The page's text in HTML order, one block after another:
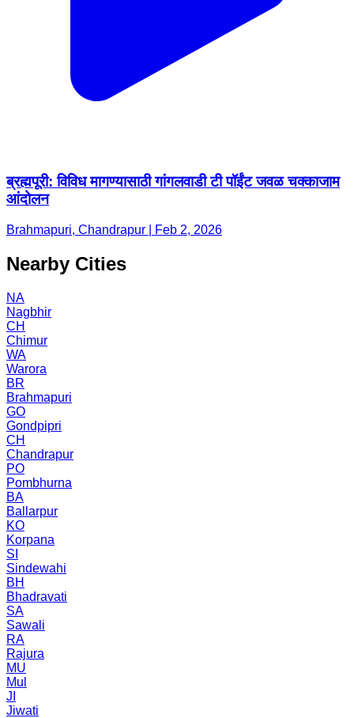
ब्रह्मपूरी: विविध मागण्यासाठी गांगलवाडी टी पॉईंट जवळ चक्काजाम
आंदोलन
Brahmapuri, Chandrapur | Feb 2, 2026
Nearby Cities
NA
Nagbhir
CH
Chimur
WA
Warora
BR
Brahmapuri
GO
Gondpipri
CH
Chandrapur
PO
Pombhurna
BA
Ballarpur
KO
Korpana
SI
Sindewahi
BH
Bhadravati
SA
Sawali
RA
Rajura
MU
Mul
JI
Jiwati